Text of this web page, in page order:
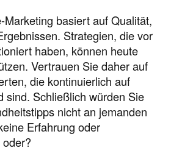
Marketing basiert auf Qualität,
Strategien, die vor
haben, können heute
Vertrauen Sie daher auf
die kontinuierlich auf
sind. Schließlich würden Sie
nicht an jemanden
Erfahrung oder